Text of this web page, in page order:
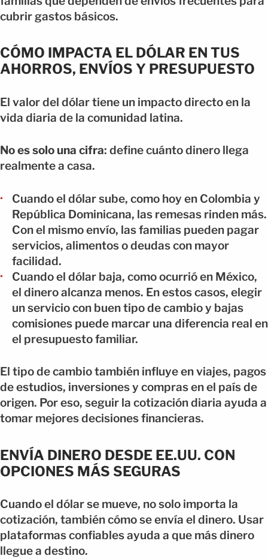
cubrir gastos básicos.
CÓMO IMPACTA EL DÓLAR EN TUS
AHORROS, ENVÍOS Y PRESUPUESTO
El valor del dólar tiene un impacto directo en la
vida diaria de la comunidad latina.
No es solo una cifra: define cuánto dinero llega
realmente a casa.
Cuando el dólar sube, como hoy en Colombia y
República Dominicana, las remesas rinden más.
Con el mismo envío, las familias pueden pagar
servicios, alimentos o deudas con mayor
facilidad.
Cuando el dólar baja, como ocurrió en México,
el dinero alcanza menos. En estos casos, elegir
un servicio con buen tipo de cambio y bajas
comisiones puede marcar una diferencia real en
el presupuesto familiar.
El tipo de cambio también influye en viajes, pagos
de estudios, inversiones y compras en el país de
origen. Por eso, seguir la cotización diaria ayuda a
tomar mejores decisiones financieras.
ENVÍA DINERO DESDE EE.UU. CON
OPCIONES MÁS SEGURAS
Cuando el dólar se mueve, no solo importa la
cotización, también cómo se envía el dinero. Usar
plataformas confiables ayuda a que más dinero
llegue a destino.